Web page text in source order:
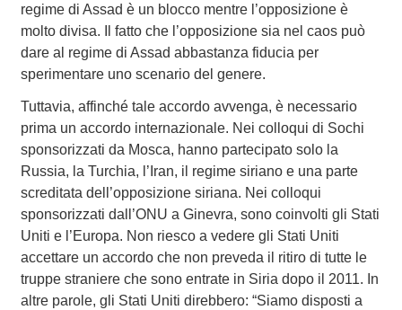
regime di Assad è un blocco mentre l’opposizione è
molto divisa. Il fatto che l’opposizione sia nel caos può
dare al regime di Assad abbastanza fiducia per
sperimentare uno scenario del genere.
Tuttavia, affinché tale accordo avvenga, è necessario
prima un accordo internazionale. Nei colloqui di Sochi
sponsorizzati da Mosca, hanno partecipato solo la
Russia, la Turchia, l’Iran, il regime siriano e una parte
screditata dell’opposizione siriana. Nei colloqui
sponsorizzati dall’ONU a Ginevra, sono coinvolti gli Stati
Uniti e l’Europa. Non riesco a vedere gli Stati Uniti
accettare un accordo che non preveda il ritiro di tutte le
truppe straniere che sono entrate in Siria dopo il 2011. In
altre parole, gli Stati Uniti direbbero: “Siamo disposti a